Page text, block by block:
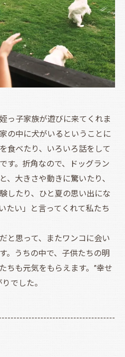
っ子家族が遊びに来てくれま
の中に犬がいるということに
食べたり、いろいろ話をして
す。折角なので、ドッグラン
、大きさや動きに驚いたり、
したり、ひと夏の思い出にな
たい」と言ってくれて私たち
と思って、またワンコに会い
。うちの中で、子供たちの明
ちも元気をもらえます。”幸せ
でした。